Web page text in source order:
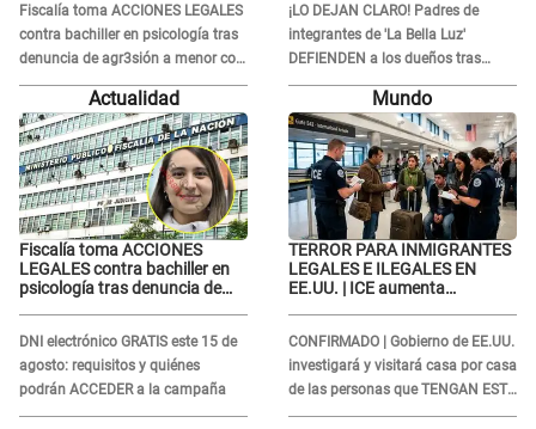
Fiscalía toma ACCIONES LEGALES
contra bachiller en psicología tras
denuncia de agr3sión a menor con
autismo
¡LO DEJAN CLARO! Padres de
integrantes de 'La Bella Luz'
DEFIENDEN a los dueños tras
denuncia: “Nunca vimos nada...”
Actualidad
Fiscalía toma ACCIONES
LEGALES contra bachiller en
psicología tras denuncia de
DNI electrónico GRATIS este 15 de
agosto: requisitos y quiénes
podrán ACCEDER a la campaña
Mundo
TERROR PARA INMIGRANTES
LEGALES E ILEGALES EN
EE.UU. | ICE aumenta
CONFIRMADO | Gobierno de EE.UU.
investigará y visitará casa por casa
de las personas que TENGAN ESTE
TRABAJO